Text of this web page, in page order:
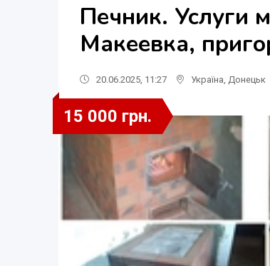
Печник. Услуги
Макеевка,
20.06.2025, 11:27 Україна Донецьк
15 000 грн.